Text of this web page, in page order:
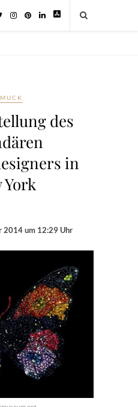
des
in
York
2014 um 12:29 Uhr